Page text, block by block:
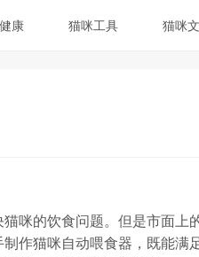
康 猫咪工具 猫咪
咪的饮食问题。但是市面上
作猫咪自动喂食器，既能满